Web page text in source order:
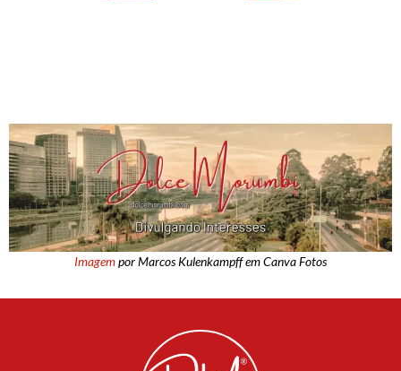
Imagempor Marcos Kulenkampff em Canva Fotos